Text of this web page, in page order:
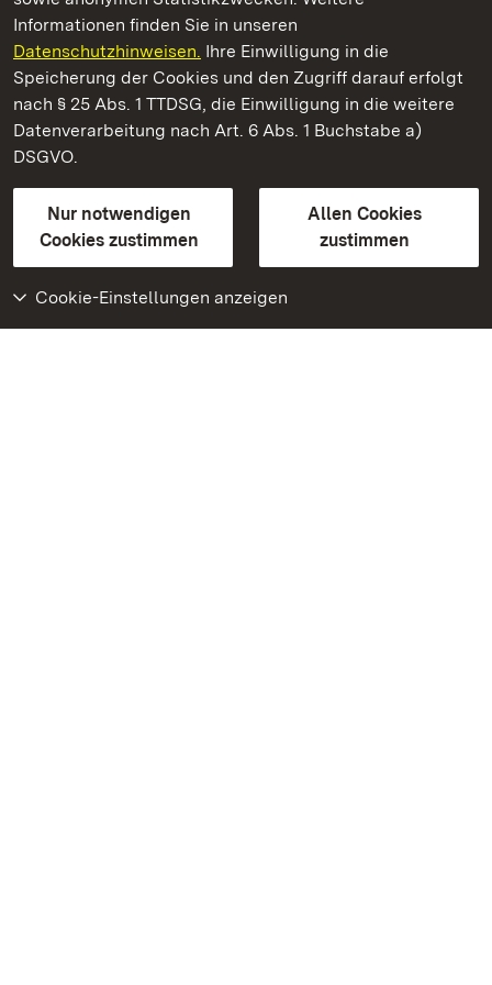
Informationen finden Sie in unseren
Datenschutzhinweisen. Ihre Einwilligung in die
Speicherung der Cookies und den Zugriff darauf erfolgt
nach § 25 Abs. 1 TTDSG, die Einwilligung in die weitere
Datenverarbeitung nach Art. 6 Abs. 1 Buchstabe a)
DSGVO.
Nur notwendigen
Cookies zustimmen
Allen Cookies
zustimmen
Cookie-Einstellungen anzeigen
Schloss und Schlossgarten Weikersheim
Staatliche Schlösser und Gärten Baden-Württemberg
Kontakt
GebärdenspracheLeichte Sprache
Erklärung zur Barrierefreiheit
BITV-konform (geprüfte Seiten)
Weiteres